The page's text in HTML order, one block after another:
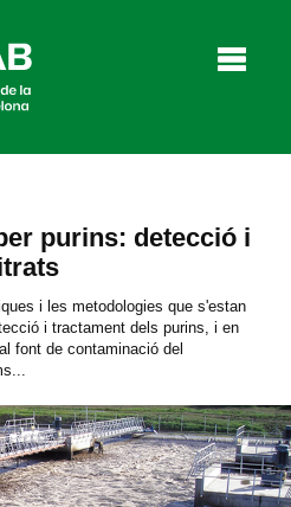
Español
purins: detecció i
i les metodologies que s'estan
i tractament dels purins, i en
font de contaminació del